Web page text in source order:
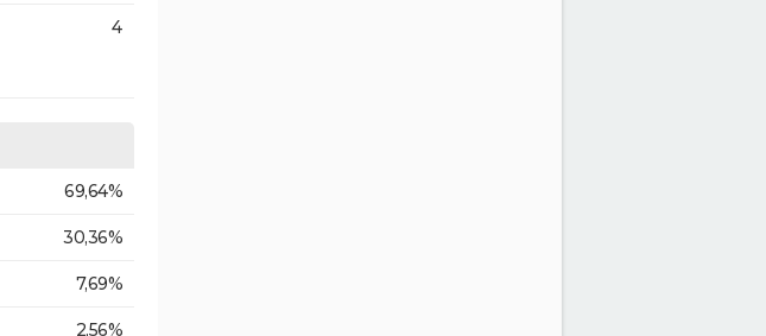
4
69,64%
30,36%
7,69%
2,56%